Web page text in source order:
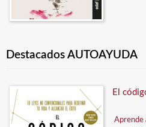
Destacados AUTOAYUDA
El
Aprende